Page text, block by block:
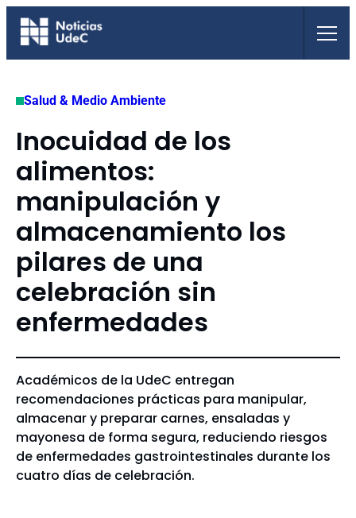
Saltar
Salud & Medio Ambiente
Inocuidad de los
alimentos:
manipulación y
almacenamiento los
pilares de una
celebración sin
enfermedades
Académicos de la UdeC entregan
recomendaciones prácticas para manipular,
almacenar y preparar carnes, ensaladas y
mayonesa de forma segura, reduciendo riesgos
de enfermedades gastrointestinales durante los
cuatro días de celebración.